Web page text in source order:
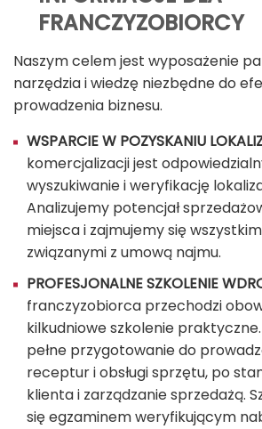
FRANCZYZOBIORCY
Naszym celem jest wyposażenie
narzędzia i wiedzę niezbędne do
prowadzenia biznesu.
WSPARCIE W POZYSKANIU
komercjalizacji jest
wyszukiwanie i weryfikację
Analizujemy potencjał
miejsca i zajmujemy się
związanymi z umową najmu.
PROFESJONALNE SZKOLENIE
franczyzobiorca przechodzi
kilkudniowe szkolenie
pełne przygotowanie do
receptur i obsługi sprzętu, po
klienta i zarządzanie sprzedażą.
się egzaminem weryfikującym